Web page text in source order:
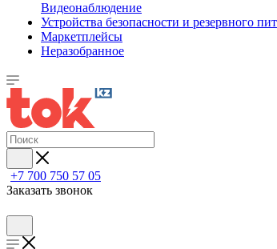
Видеонаблюдение
Устройства безопасности и резервного
Маркетплейсы
Неразобранное
+7 700 750 57 05
Заказать звонок